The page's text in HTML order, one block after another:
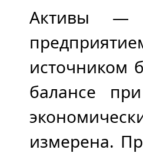
Активы —
источником
балансе
измерена.